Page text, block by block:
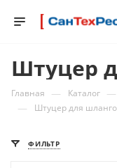
Штуцер
Главная — Каталог —
— Штуцер для
ФИЛЬТР